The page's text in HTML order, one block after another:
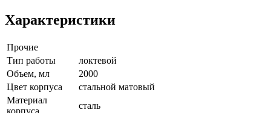
Характеристики
Прочие
Тип работы
локтевой
Объем, мл
2000
Цвет корпуса
стальной матовый
Материал
корпуса
сталь